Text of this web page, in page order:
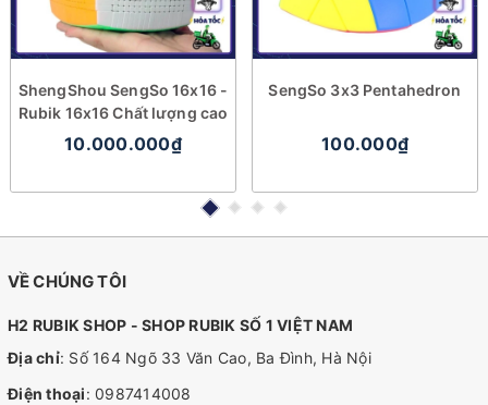
ShengShou SengSo 16x16 -
Rubik 16x16 Chất lượng cao
10.000.000₫
SengSo 3x3 Pentahedron
100.000₫
VỀ CHÚNG TÔI
H2 RUBIK SHOP - SHOP RUBIK SỐ 1 VIỆT NAM
Địa chỉ: Số 164 Ngõ 33 Văn Cao, Ba Đình, Hà Nội
Điện thoại: 0987414008